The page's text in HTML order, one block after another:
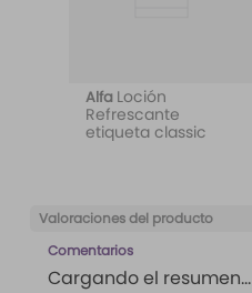
Alfa Loción
Refrescante
etiqueta classic
Valoraciones del producto
Comentarios
Cargando el resumen…